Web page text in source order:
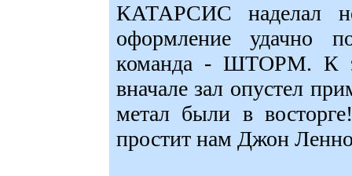
КАТАРСИС наделал
оформление удачно
команда - ШТОРМ. К
вначале зал опустел
метал были в
простит нам Джон